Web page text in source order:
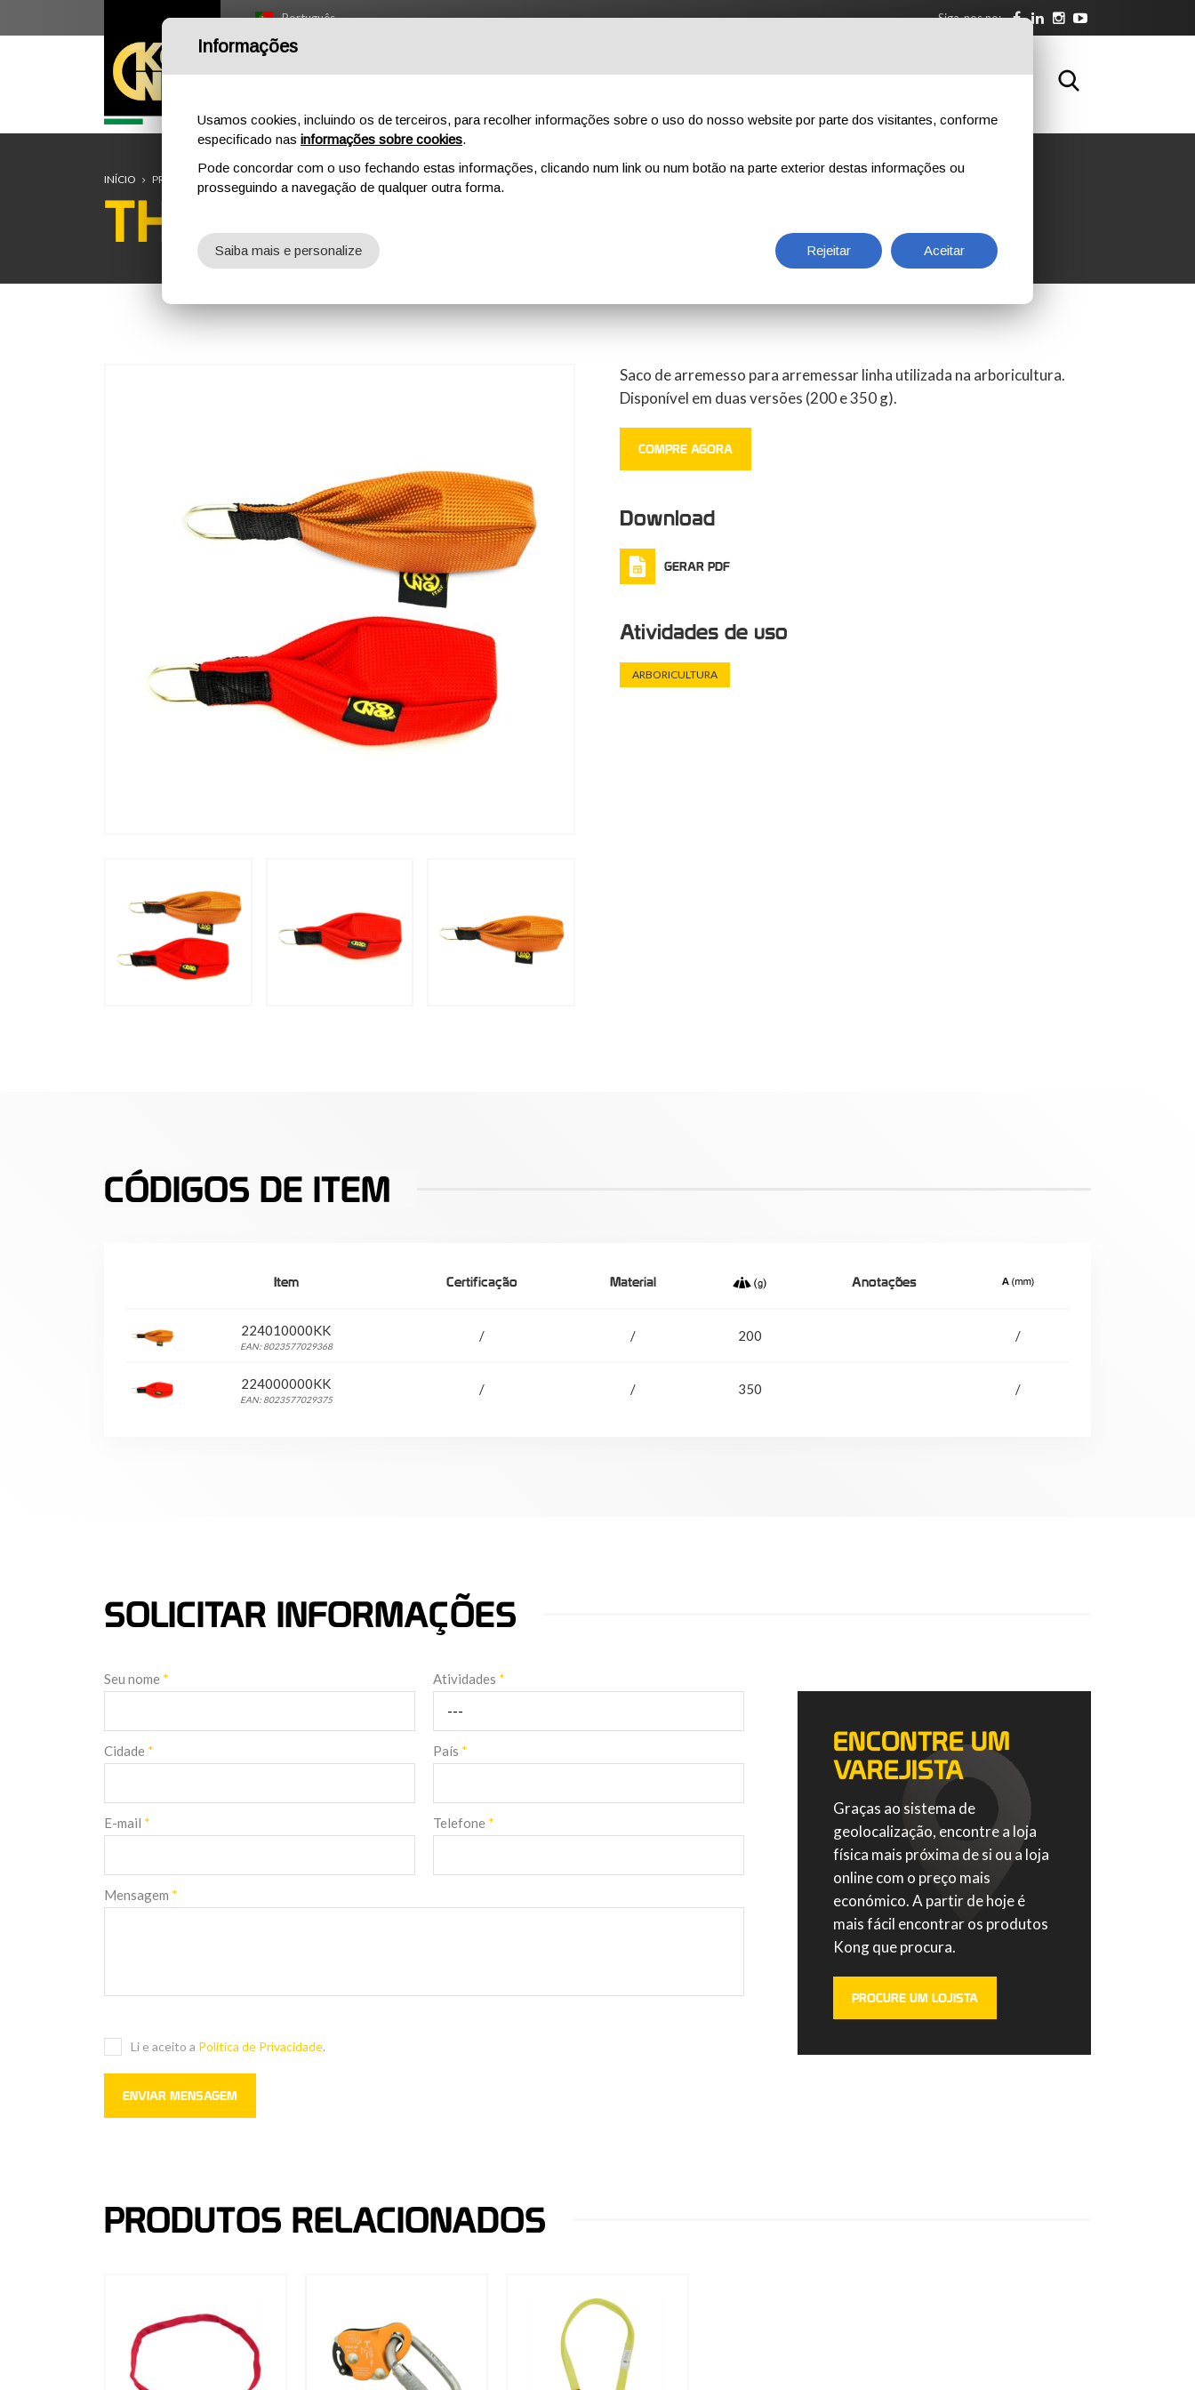
Português Siga-nos no:
INÍCIO AO AR LIVRE PROFISSIONAL COMPONENTES SOBRE NÓS DOWNLOAD CONTATOS
INÍCIO PROFISSIONAL ROPES ACCESSORIES THROWING BAG
THROWING BAG
Saco de arremesso para arremessar linha utilizada na arboricultura.
Disponível em duas versões (200 e 350 g).
COMPRE AGORA
Download
GERAR PDF
Atividades de uso
ARBORICULTURA
CÓDIGOS DE ITEM
Item Certificação Material Anotações
224010000KK
EAN: 8023577029368
/ / 200 /
224000000KK
EAN: 8023577029375
/ / 350 /
SOLICITAR INFORMAÇÕES
Seu nome * Atividades *
Cidade * País *
E-mail * Telefone *
Mensagem *
Li e aceito a Política de Privacidade.
ENCONTRE UM
VAREJISTA
Graças ao sistema de
geolocalização, encontre a loja
física mais próxima de si ou a loja
online com o preço mais
económico. A partir de hoje é
mais fácil encontrar os produtos
Kong que procura.
PROCURE UM LOJISTA
PRODUTOS RELACIONADOS
Informações
Usamos cookies, incluindo os de terceiros, para recolher informações sobre o uso do nosso website por parte dos visitantes, conforme
especificado nas informações sobre cookies.
Pode concordar com o uso fechando estas informações, clicando num link ou num botão na parte exterior destas informações ou
prosseguindo a navegação de qualquer outra forma.
Rejeitar Aceitar
Saiba mais e personalize